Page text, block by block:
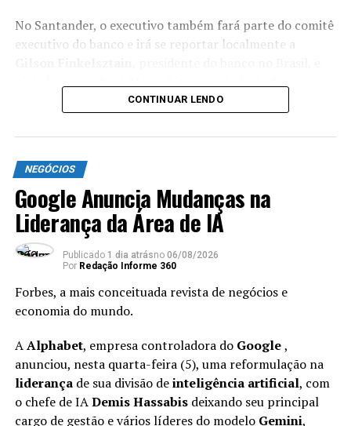
ANÚNCIO
TÓPICOS RELACIONADOS:
100 Horas Diante das Telas? 3 Ações para Proteger Sua
Saúde no Trabalho
NÃO PERCA
IA Acelera Demissões Globais e Pressiona Mercado de
No Santander, o executivo também fará parte do comitê
executivo do banco e irá se reportar localmente a
Bassan se formou em engenharia pelaPUC-Rioe já
passou por empresas como
O executivo assume o cargo no início de 2027. Até lá,
Rafael Kappaz, atual chefe de tesouraria e mercados do
Santander Brasil, segue como responsável pelo SCIB no
CONTINUAR LENDO
NEGÓCIOS
Google Anuncia Mudanças na
Liderança da Área de IA
Publicado 1 dia atrásno 06/08/2026
Por Redação Informe 360
Forbes, a mais conceituada revista de negócios e
economia do mundo.
AAlphabet, empresa controladora do Google,
anunciou, nesta quarta-feira (5), uma reformulação na
liderança de sua divisão deinteligência artificial, com
o chefe de IADemis Hassabisdeixando seu principal
cargo de gestão e vários líderes do modelo Gemini,